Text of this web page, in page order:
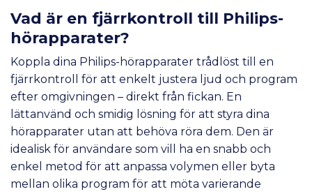
Vad är en fjärrkontroll till Philips-
hörapparater?
Koppla dina Philips-hörapparater trådlöst till en
fjärrkontroll för att enkelt justera ljud och program
efter omgivningen – direkt från fickan. En
lättanvänd och smidig lösning för att styra dina
hörapparater utan att behöva röra dem. Den är
idealisk för användare som vill ha en snabb och
enkel metod för att anpassa volymen eller byta
mellan olika program för att möta varierande